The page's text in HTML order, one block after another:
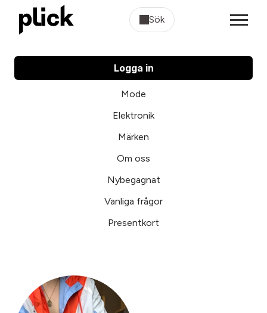
Sök
Logga in
Mode
Elektronik
Märken
Om oss
Nybegagnat
Vanliga frågor
Presentkort